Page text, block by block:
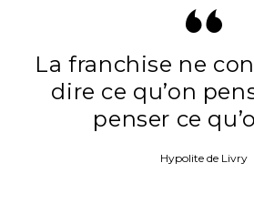
La franchise ne
dire ce qu’on
penser ce
Hypolite de Livry